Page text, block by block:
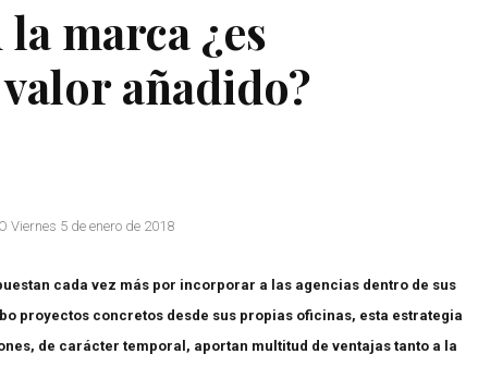
marca ¿es
añadido?
Viernes 5 de enero de 2018
cada vez más por incorporar a las agencias dentro de sus
proyectos concretos desde sus propias oficinas, esta estrategia
de carácter temporal, aportan multitud de ventajas tanto a la